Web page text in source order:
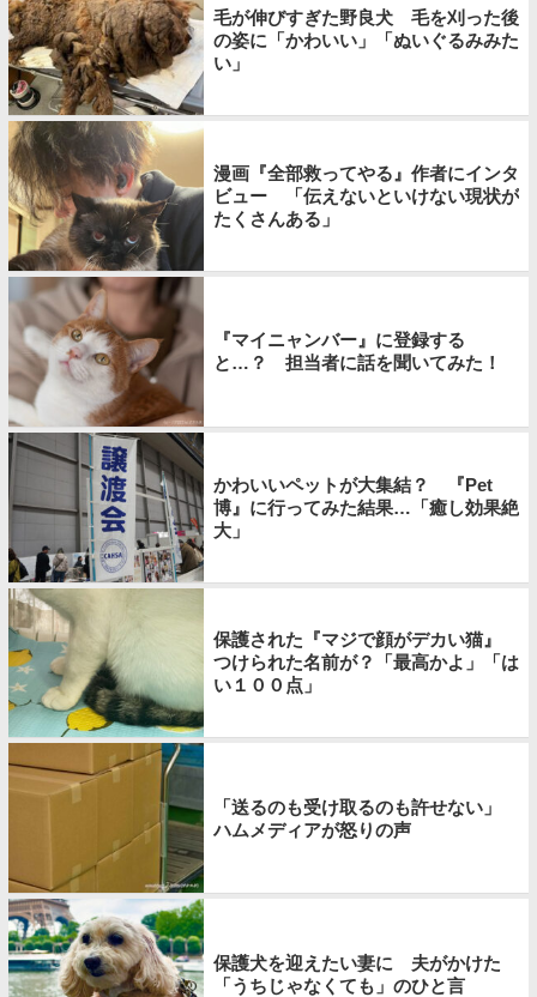
毛が伸びすぎた野良犬 毛を刈った後
の姿に「かわいい」「ぬいぐるみみた
い」
漫画『全部救ってやる』作者にインタ
ビュー 「伝えないといけない現状が
たくさんある」
『マイニャンバー』に登録する
と…？ 担当者に話を聞いてみた！
かわいいペットが大集結？ 『Pet
博』に行ってみた結果…「癒し効果絶
大」
保護された『マジで顔がデカい猫』
つけられた名前が？「最高かよ」「は
い１００点」
「送るのも受け取るのも許せない」
ハムメディアが怒りの声
保護犬を迎えたい妻に 夫がかけた
「うちじゃなくても」のひと言